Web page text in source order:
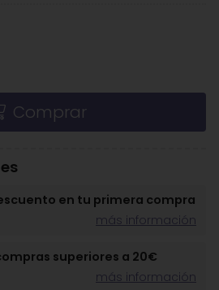
Comprar
en tu primera compra
más información
superiores a 20€
más información